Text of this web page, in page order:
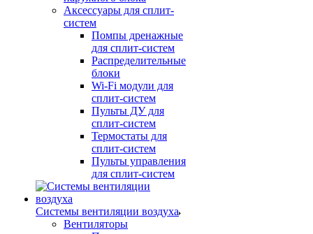
Аксессуары для сплит-
систем
Помпы дренажные
для сплит-систем
Распределительные
блоки
Wi-Fi модули для
сплит-систем
Пульты ДУ для
сплит-систем
Термостаты для
сплит-систем
Пульты управления
для сплит-систем
Системы вентиляции воздуха
Вентиляторы